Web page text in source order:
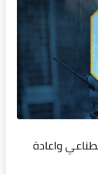
واعادة